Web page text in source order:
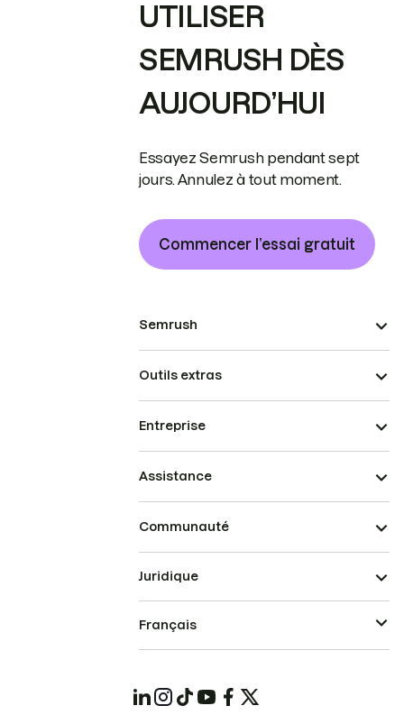
UTILISER
SEMRUSH DÈS
AUJOURD’HUI
Essayez Semrush pendant sept
jours. Annulez à tout moment.
Commencer l’essai gratuit
Semrush
Outils extras
Entreprise
Assistance
Communauté
Juridique
Français